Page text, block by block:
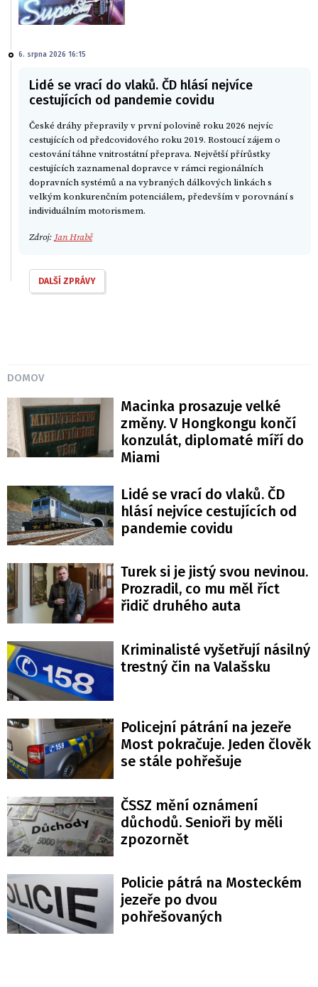
6. srpna 2026 16:15
Lidé se vrací do vlaků. ČD hlásí nejvíce
cestujících od pandemie covidu
České dráhy přepravily v první polovině roku 2026 nejvíc
cestujících od předcovidového roku 2019. Rostoucí zájem o
cestování táhne vnitrostátní přeprava. Největší přírůstky
cestujících zaznamenal dopravce v rámci regionálních
dopravních systémů a na vybraných dálkových linkách s
velkým konkurenčním potenciálem, především v porovnání s
individuálním motorismem.
Zdroj: Jan Hrabě
DALŠÍ ZPRÁVY
DOMOV
Macinka prosazuje velké
změny. V Hongkongu končí
konzulát, diplomaté míří do
Miami
Lidé se vrací do vlaků. ČD
hlásí nejvíce cestujících od
pandemie covidu
Turek si je jistý svou nevinou.
Prozradil, co mu měl říct
řidič druhého auta
Kriminalisté vyšetřují násilný
trestný čin na Valašsku
Policejní pátrání na jezeře
Most pokračuje. Jeden člověk
se stále pohřešuje
ČSSZ mění oznámení
důchodů. Senioři by měli
zpozornět
Policie pátrá na Mosteckém
jezeře po dvou
pohřešovaných